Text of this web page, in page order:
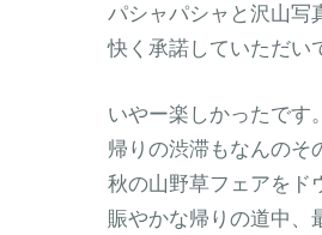
パシャパシャと沢山写
快く承諾していただい
いやー楽しかったです
帰りの渋滞もなんのそ
秋の山野草フェアをド
賑やかな帰りの道中、